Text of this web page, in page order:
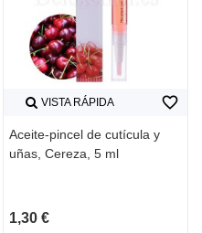
VISTA RÁPIDA
Aceite-pincel de cutícula y
uñas, Cereza, 5 ml
1,30 €
favorite_border